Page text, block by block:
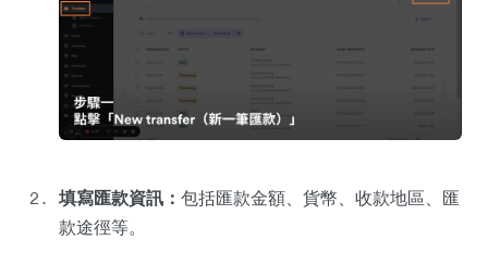
填寫匯款資訊： 包括匯款金額、貨幣、收款地區、匯
款途徑等。